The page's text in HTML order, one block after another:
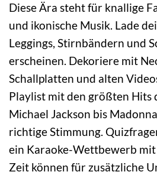
Diese Ära steht für knallige
und ikonische Musik. Lade
Leggings, Stirnbändern und
erscheinen. Dekoriere mit
Schallplatten und alten
Playlist mit den größten Hits
Michael Jackson bis
richtige Stimmung.
ein Karaoke-Wettbewerb mit
Zeit können für zusätzliche